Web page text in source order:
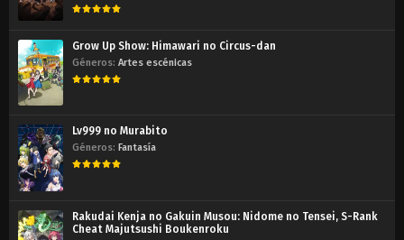
Grow Up Show: Himawari no Circus-dan
Géneros: Artes escénicas
Lv999 no Murabito
Géneros: Fantasía
Rakudai Kenja no Gakuin Musou: Nidome no Tensei, S-Rank
Cheat Majutsushi Boukenroku